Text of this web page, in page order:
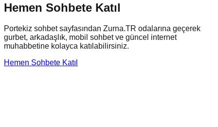
Hemen Sohbete Katıl
Portekiz sohbet sayfasından Zurna.TR odalarına geçerek
gurbet, arkadaşlık, mobil sohbet ve güncel internet
muhabbetine kolayca katılabilirsiniz.
Hemen Sohbete Katıl